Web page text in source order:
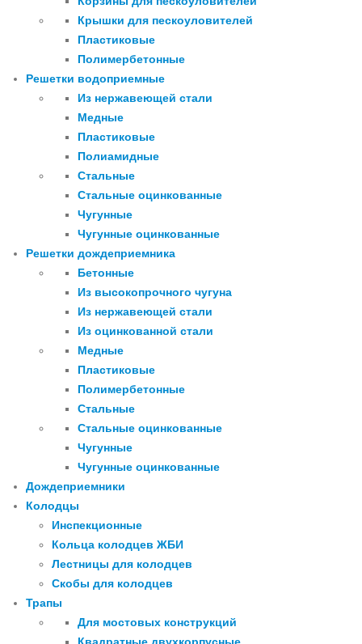
Крышки для пескоуловителей
Пластиковые
Полимербетонные
Решетки водоприемные
Из нержавеющей стали
Медные
Пластиковые
Полиамидные
Стальные
Стальные оцинкованные
Чугунные
Чугунные оцинкованные
Решетки дождеприемника
Бетонные
Из высокопрочного чугуна
Из нержавеющей стали
Из оцинкованной стали
Медные
Пластиковые
Полимербетонные
Стальные
Стальные оцинкованные
Чугунные
Чугунные оцинкованные
Дождеприемники
Колодцы
Инспекционные
Кольца колодцев ЖБИ
Лестницы для колодцев
Скобы для колодцев
Трапы
Для мостовых конструкций